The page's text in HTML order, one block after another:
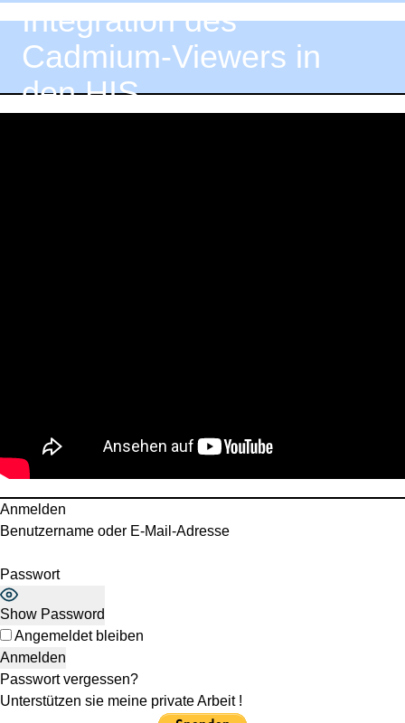
Integration des
Cadmium-Viewers in
den HIS
Anmelden
Benutzername oder E-Mail-Adresse
Passwort
Show Password
Angemeldet bleiben
Passwort vergessen?
Unterstützen sie meine private Arbeit !